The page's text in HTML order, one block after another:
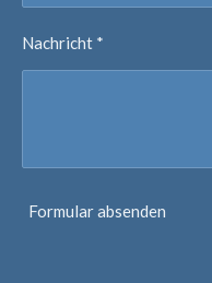
Nachricht *
Formular absenden